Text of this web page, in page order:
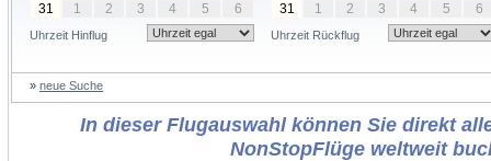
31
1 2 3 4 5 6
Uhrzeit Hinflug
31
1 2 3 4 5 6
Uhrzeit Rückflug
» neue Suche
In dieser Flugauswahl können Sie direkt
NonStopFlüge weltweit